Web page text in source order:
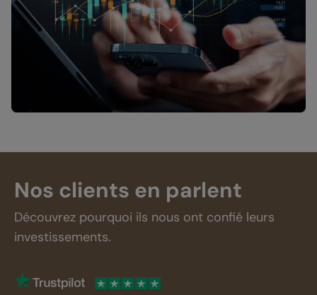
Nos clients en parlent
Découvrez pourquoi ils nous ont confié leurs
investissements.